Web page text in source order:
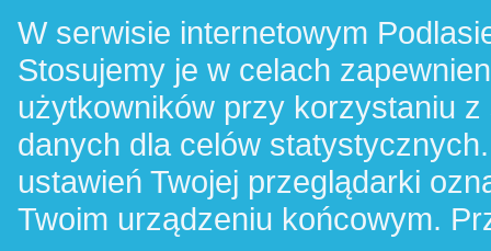
W serwisie internetowym
Stosujemy je w celach
użytkowników przy korzystaniu
danych dla celów
ustawień Twojej przeglądarki
Twoim urządzeniu końcowym.